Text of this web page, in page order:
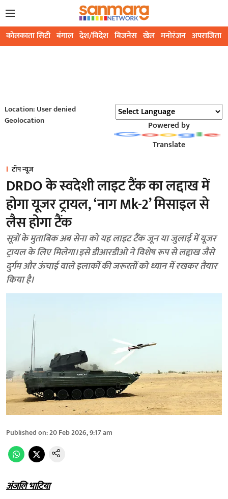
कोलकाता सिटी बंगाल देश/विदेश बिजनेस खेल मनोरंजन अपराजिता
Location: User denied
Geolocation
Powered by
Translate
टॉप न्यूज़
DRDO के स्वदेशी लाइट टैंक का लद्दाख में
होगा यूजर ट्रायल, ‘नाग Mk-2’ मिसाइल से
लैस होगा टैंक
सूत्रों के मुताबिक अब सेना को यह लाइट टैंक जून या जुलाई में यूजर
ट्रायल के लिए मिलेगा। इसे डीआरडीओ ने विशेष रूप से लद्दाख जैसे
दुर्गम और ऊंचाई वाले इलाकों की जरूरतों को ध्यान में रखकर तैयार
किया है।
Published on:20 Feb 2026, 9:17 am
अंजलि भाटिया